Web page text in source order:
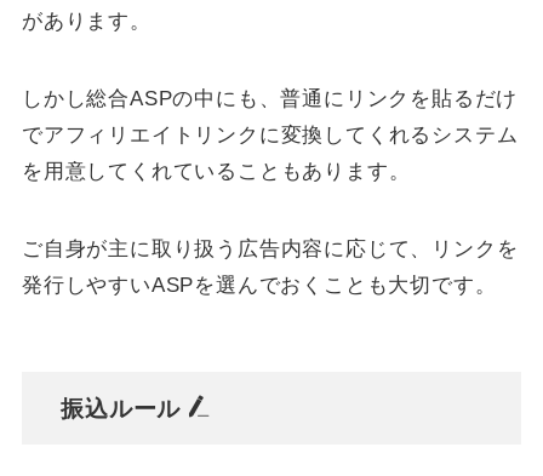
があります。
しかし総合ASPの中にも、普通にリンクを貼るだけ
でアフィリエイトリンクに変換してくれるシステム
を用意してくれていることもあります。
ご自身が主に取り扱う広告内容に応じて、リンクを
発行しやすいASPを選んでおくことも大切です。
振込ルール